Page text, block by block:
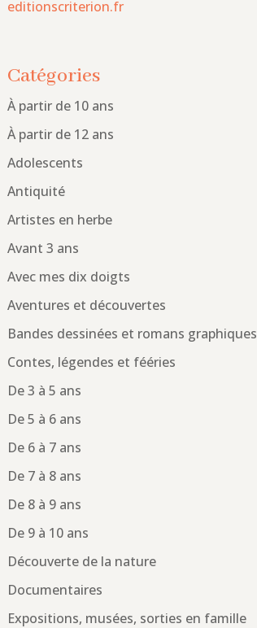
editionscriterion.fr
Catégories
À partir de 10 ans
À partir de 12 ans
Adolescents
Antiquité
Artistes en herbe
Avant 3 ans
Avec mes dix doigts
Aventures et découvertes
Bandes dessinées et romans graphiques
Contes, légendes et fééries
De 3 à 5 ans
De 5 à 6 ans
De 6 à 7 ans
De 7 à 8 ans
De 8 à 9 ans
De 9 à 10 ans
Découverte de la nature
Documentaires
Expositions, musées, sorties en famille